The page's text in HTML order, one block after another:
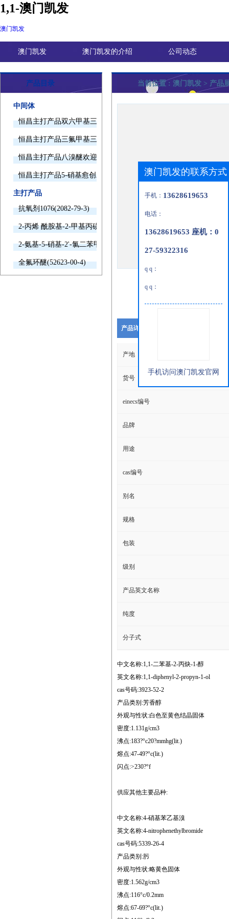
1,1-澳门凯发
澳门凯发
澳门凯发 澳门凯发的介绍 公司动态
产品目录
中间体
恒昌主打产品双六甲基三胺欢迎询价
恒昌主打产品三氟甲基三甲基硅烷欢迎询价
恒昌主打产品八溴醚欢迎询价
恒昌主打产品5-硝基愈创木酚钠欢迎询价
主打产品
抗氧剂1076(2082-79-3)
2-丙烯 酰胺基-2-甲基丙磺酸(15214-89-8)
2-氨基-5-硝基-2'-氯二苯甲酮(2011-66-7)
全氟环醚(52623-00-4)
当前位置 : 澳门凯发 > 产品
产品详细说明
产地
货号
einecs编号
品牌
用途
cas编号
别名
规格
包装
级别
产品英文名称
纯度
分子式
中文名称:1,1-二苯基-2-丙炔-1-醇
英文名称:1,1-diphenyl-2-propyn-1-ol
cas号码:3923-52-2
产品类别:芳香醇
外观与性状:白色至黄色结晶固体
密度:1.131g/cm3
沸点:183?°c20?mmhg(lit.)
熔点:47-49?°c(lit.)
闪点:>230?°f
供应其他主要品种:
中文名称:4-硝基苯乙基溴
英文名称:4-nitrophenethylbromide
cas号码:5339-26-4
产品类别:肟
外观与性状:略黄色固体
密度:1.562g/cm3
沸点:116°c/0.2mm
熔点:67-69?°c(lit.)
澳门凯发的联系方式
手机： 13628619653
电话：
13628619653 座机：0
27-59322316
q q：
q q：
手机访问澳门凯发官网